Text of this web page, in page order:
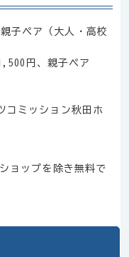
子ペア（大人・高校
円、親子ペア
コミッション秋田ホ
ョップを除き無料で